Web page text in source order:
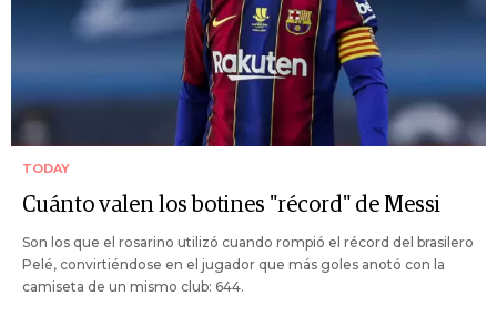
TODAY
Cuánto valen los botines "récord" de Messi
Son los que el rosarino utilizó cuando rompió el récord del brasilero
Pelé, convirtiéndose en el jugador que más goles anotó con la
camiseta de un mismo club: 644.